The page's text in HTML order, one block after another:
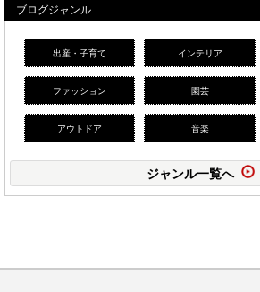
ブログジャンル
出産・子育て インテリア
ファッション 園芸
アウトドア 音楽
ジャンル一覧へ